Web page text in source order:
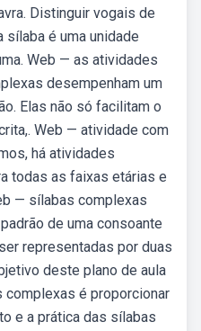
Distinguir vogais de
é uma unidade
Web — as atividades
desempenham um
Elas não só facilitam o
Web — atividade com
há atividades
todas as faixas etárias e
— sílabas complexas
de uma consoante
representadas por duas
deste plano de aula
é proporcionar
e a prática das sílabas